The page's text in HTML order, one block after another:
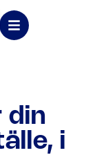
din
i